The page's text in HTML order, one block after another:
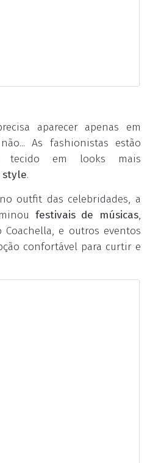
aparecer apenas em
As fashionistas estão
tecido em looks mais
.
outfit das celebridades, a
festivais de músicas,
e outros eventos
confortável para curtir e